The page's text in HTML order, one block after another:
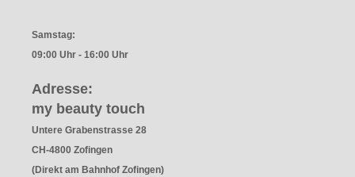
Samstag:
09:00 Uhr - 16:00 Uhr
Adresse:
my beauty touch
Untere Grabenstrasse 28
CH-4800 Zofingen
(Direkt am Bahnhof Zofingen)